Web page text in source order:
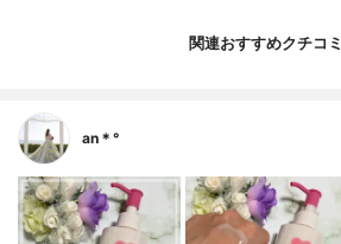
関連おすすめクチコミ
an＊°